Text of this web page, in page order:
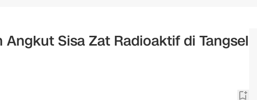
Sisa Zat Radioaktif di Tangsel